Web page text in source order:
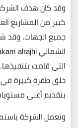
وقد كان هدف
كبير من المشاريع
جميع الجهات. وقد
التي قامت
خلق طفرة كبيرة في
بتقديم أعلى
وتعمل الشركة